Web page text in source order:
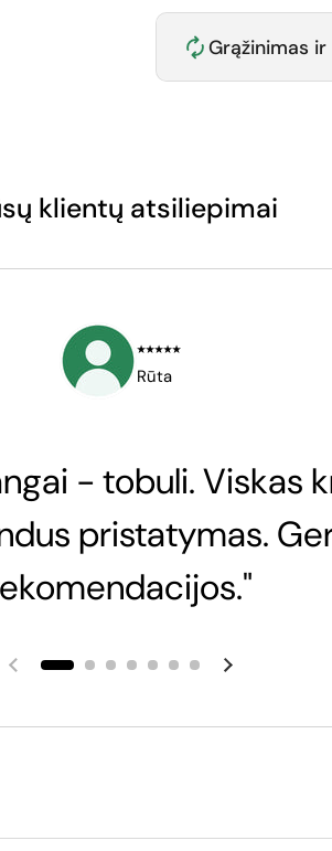
Grąžinimas
klientų atsiliepimai
⭑⭑⭑⭑⭑
Rūta
- tobuli. Viskas
pristatymas.
Ankstesnė skaidrė Kita skaidrė